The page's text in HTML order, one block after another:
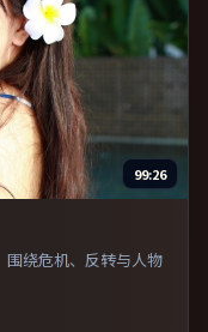
99:26
围绕危机、反转与人物